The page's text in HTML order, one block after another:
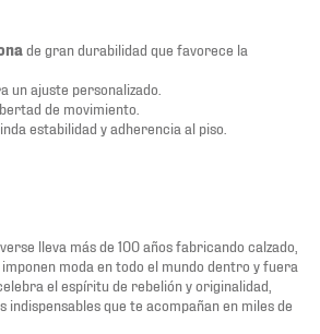
de gran durabilidad que favorece la
un ajuste personalizado.
de movimiento.
estabilidad y adherencia al piso.
lleva más de 100 años fabricando calzado,
moda en todo el mundo dentro y fuera
el espíritu de rebelión y originalidad,
indispensables que te acompañan en miles de